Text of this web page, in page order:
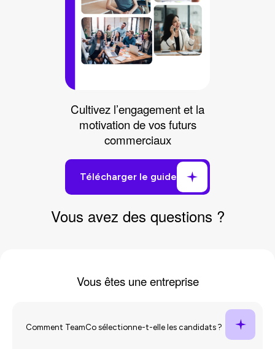
Cultivez l’engagement et la
motivation de vos futurs
commerciaux
Vous avez des questions ?
Vous êtes uneentreprise
Comment TeamCo sélectionne-t-elle les candidats ?